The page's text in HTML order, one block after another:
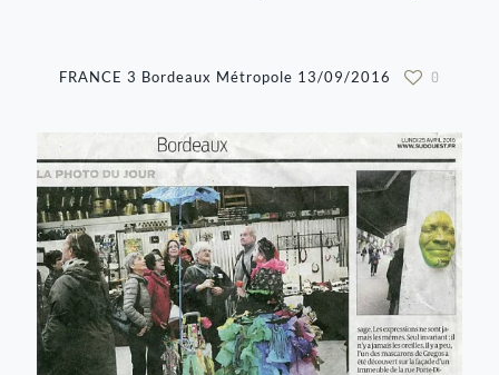
FRANCE 3 Bordeaux Métropole 13/09/2016 0